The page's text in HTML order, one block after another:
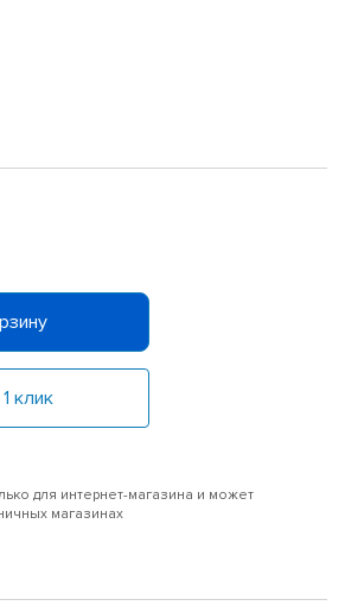
клик
для интернет-магазина и может
магазинах